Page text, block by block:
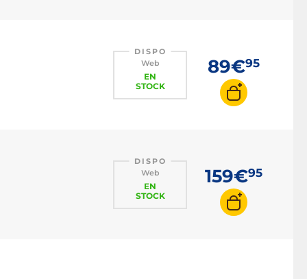
DISPO
Web
EN
STOCK
89€95
DISPO
Web
EN
STOCK
159€95